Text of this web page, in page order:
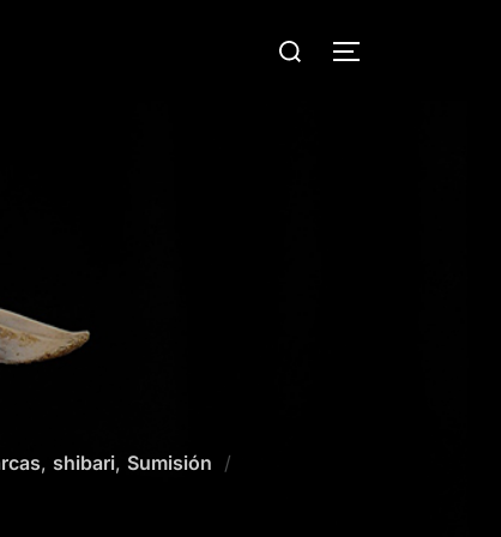
Buscar:
ALTERNAR
, shibari, Sumisión